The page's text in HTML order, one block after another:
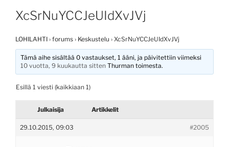
XcSrNuYCCJeUIdXvJVj
LOHILAHTI › forums › Keskustelu › XcSrNuYCCJeUIdXvJVj
Tämä aihe sisältää 0 vastaukset, 1 ääni, ja päivitettiin viimeksi
10 vuotta, 9 kuukautta sitten Thurman toimesta.
Esillä 1 viesti (kaikkiaan 1)
Julkaisija Artikkelit
29.10.2015, 09:03 #2005